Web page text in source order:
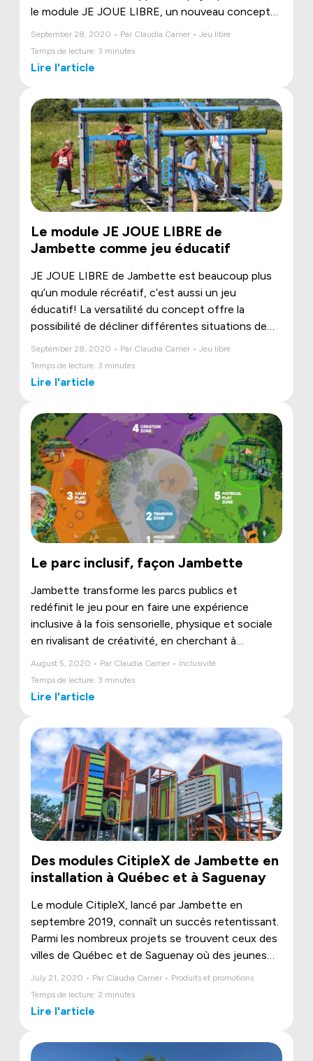
le module JE JOUE LIBRE, un nouveau concept
CRÉATIVITÉ.
September 28, 2020 • Par Claudia Carrier • Jeu libre
Temps de lecture: 3 minutes
Lire l'article
Le module JE JOUE LIBRE de
Jambette comme jeu éducatif
JE JOUE LIBRE de Jambette est beaucoup plus
qu’un module récréatif, c’est aussi un jeu
éducatif! La versatilité du concept offre la
possibilité de décliner différentes situations de
September 28, 2020 • Par Claudia Carrier • Jeu libre
Temps de lecture: 3 minutes
Lire l'article
Le parc inclusif, façon Jambette
Jambette transforme les parcs publics et
redéfinit le jeu pour en faire une expérience
inclusive à la fois sensorielle, physique et sociale
en rivalisant de créativité, en cherchant à
accueillantes.
August 5, 2020 • Par Claudia Carrier • Inclusivité
Temps de lecture: 3 minutes
Lire l'article
Des modules CitipleX de Jambette en
installation à Québec et à Saguenay
Le module CitipleX, lancé par Jambette en
septembre 2019, connaît un succès retentissant.
Parmi les nombreux projets se trouvent ceux des
villes de Québec et de Saguenay où des jeunes
nouveau monde rempli d’aventures.
July 21, 2020 • Par Claudia Carrier • Produits et promotions
Temps de lecture: 2 minutes
Lire l'article